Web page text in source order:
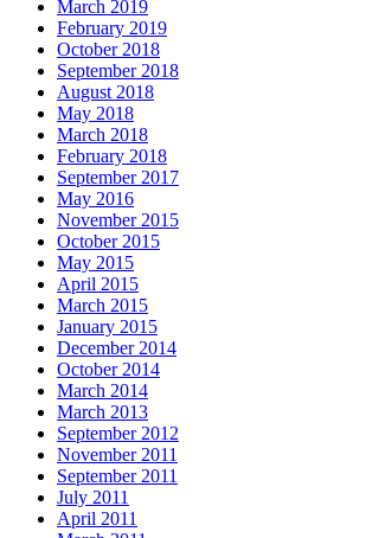
March 2019
February 2019
October 2018
September 2018
August 2018
May 2018
March 2018
February 2018
September 2017
May 2016
November 2015
October 2015
May 2015
April 2015
March 2015
January 2015
December 2014
October 2014
March 2014
March 2013
September 2012
November 2011
September 2011
July 2011
April 2011